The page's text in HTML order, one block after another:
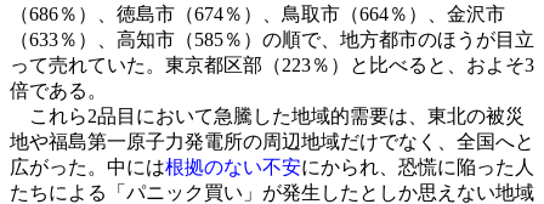
（686％）、徳島市（674％）、鳥取市（664％）、金沢市
（633％）、高知市（585％）の順で、地方都市のほうが目立
って売れていた。東京都区部（223％）と比べると、およそ3
倍である。
これら2品目において急騰した地域的需要は、東北の被災
地や福島第一原子力発電所の周辺地域だけでなく、全国へと
広がった。中には根拠のない不安にかられ、恐慌に陥った人
たちによる「パニック買い」が発生したとしか思えない地域